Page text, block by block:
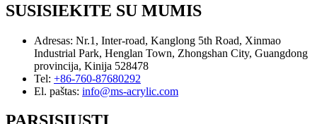
SUSISIEKITE SU MUMIS
Adresas: Nr.1, Inter-road, Kanglong 5th Road, Xinmao
Industrial Park, Henglan Town, Zhongshan City, Guangdong
provincija, Kinija 528478
Tel: +86-760-87680292
El. paštas: info@ms-acrylic.com